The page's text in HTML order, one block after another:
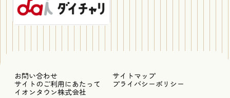
お問い合わせ
サイトマップ
サイトのご利用にあたって
プライバシーポリシー
イオンタウン株式会社